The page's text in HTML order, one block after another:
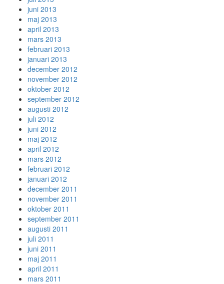
juni 2013
maj 2013
april 2013
mars 2013
februari 2013
januari 2013
december 2012
november 2012
oktober 2012
september 2012
augusti 2012
juli 2012
juni 2012
maj 2012
april 2012
mars 2012
februari 2012
januari 2012
december 2011
november 2011
oktober 2011
september 2011
augusti 2011
juli 2011
juni 2011
maj 2011
april 2011
mars 2011